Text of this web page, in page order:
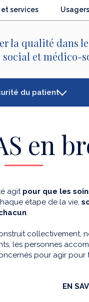
services Usagers
la qualité dans
et médico-
du patient
en
agit pour que les
étape de la vie,
.
collectivement,
les personnes
pour agir pour
EN